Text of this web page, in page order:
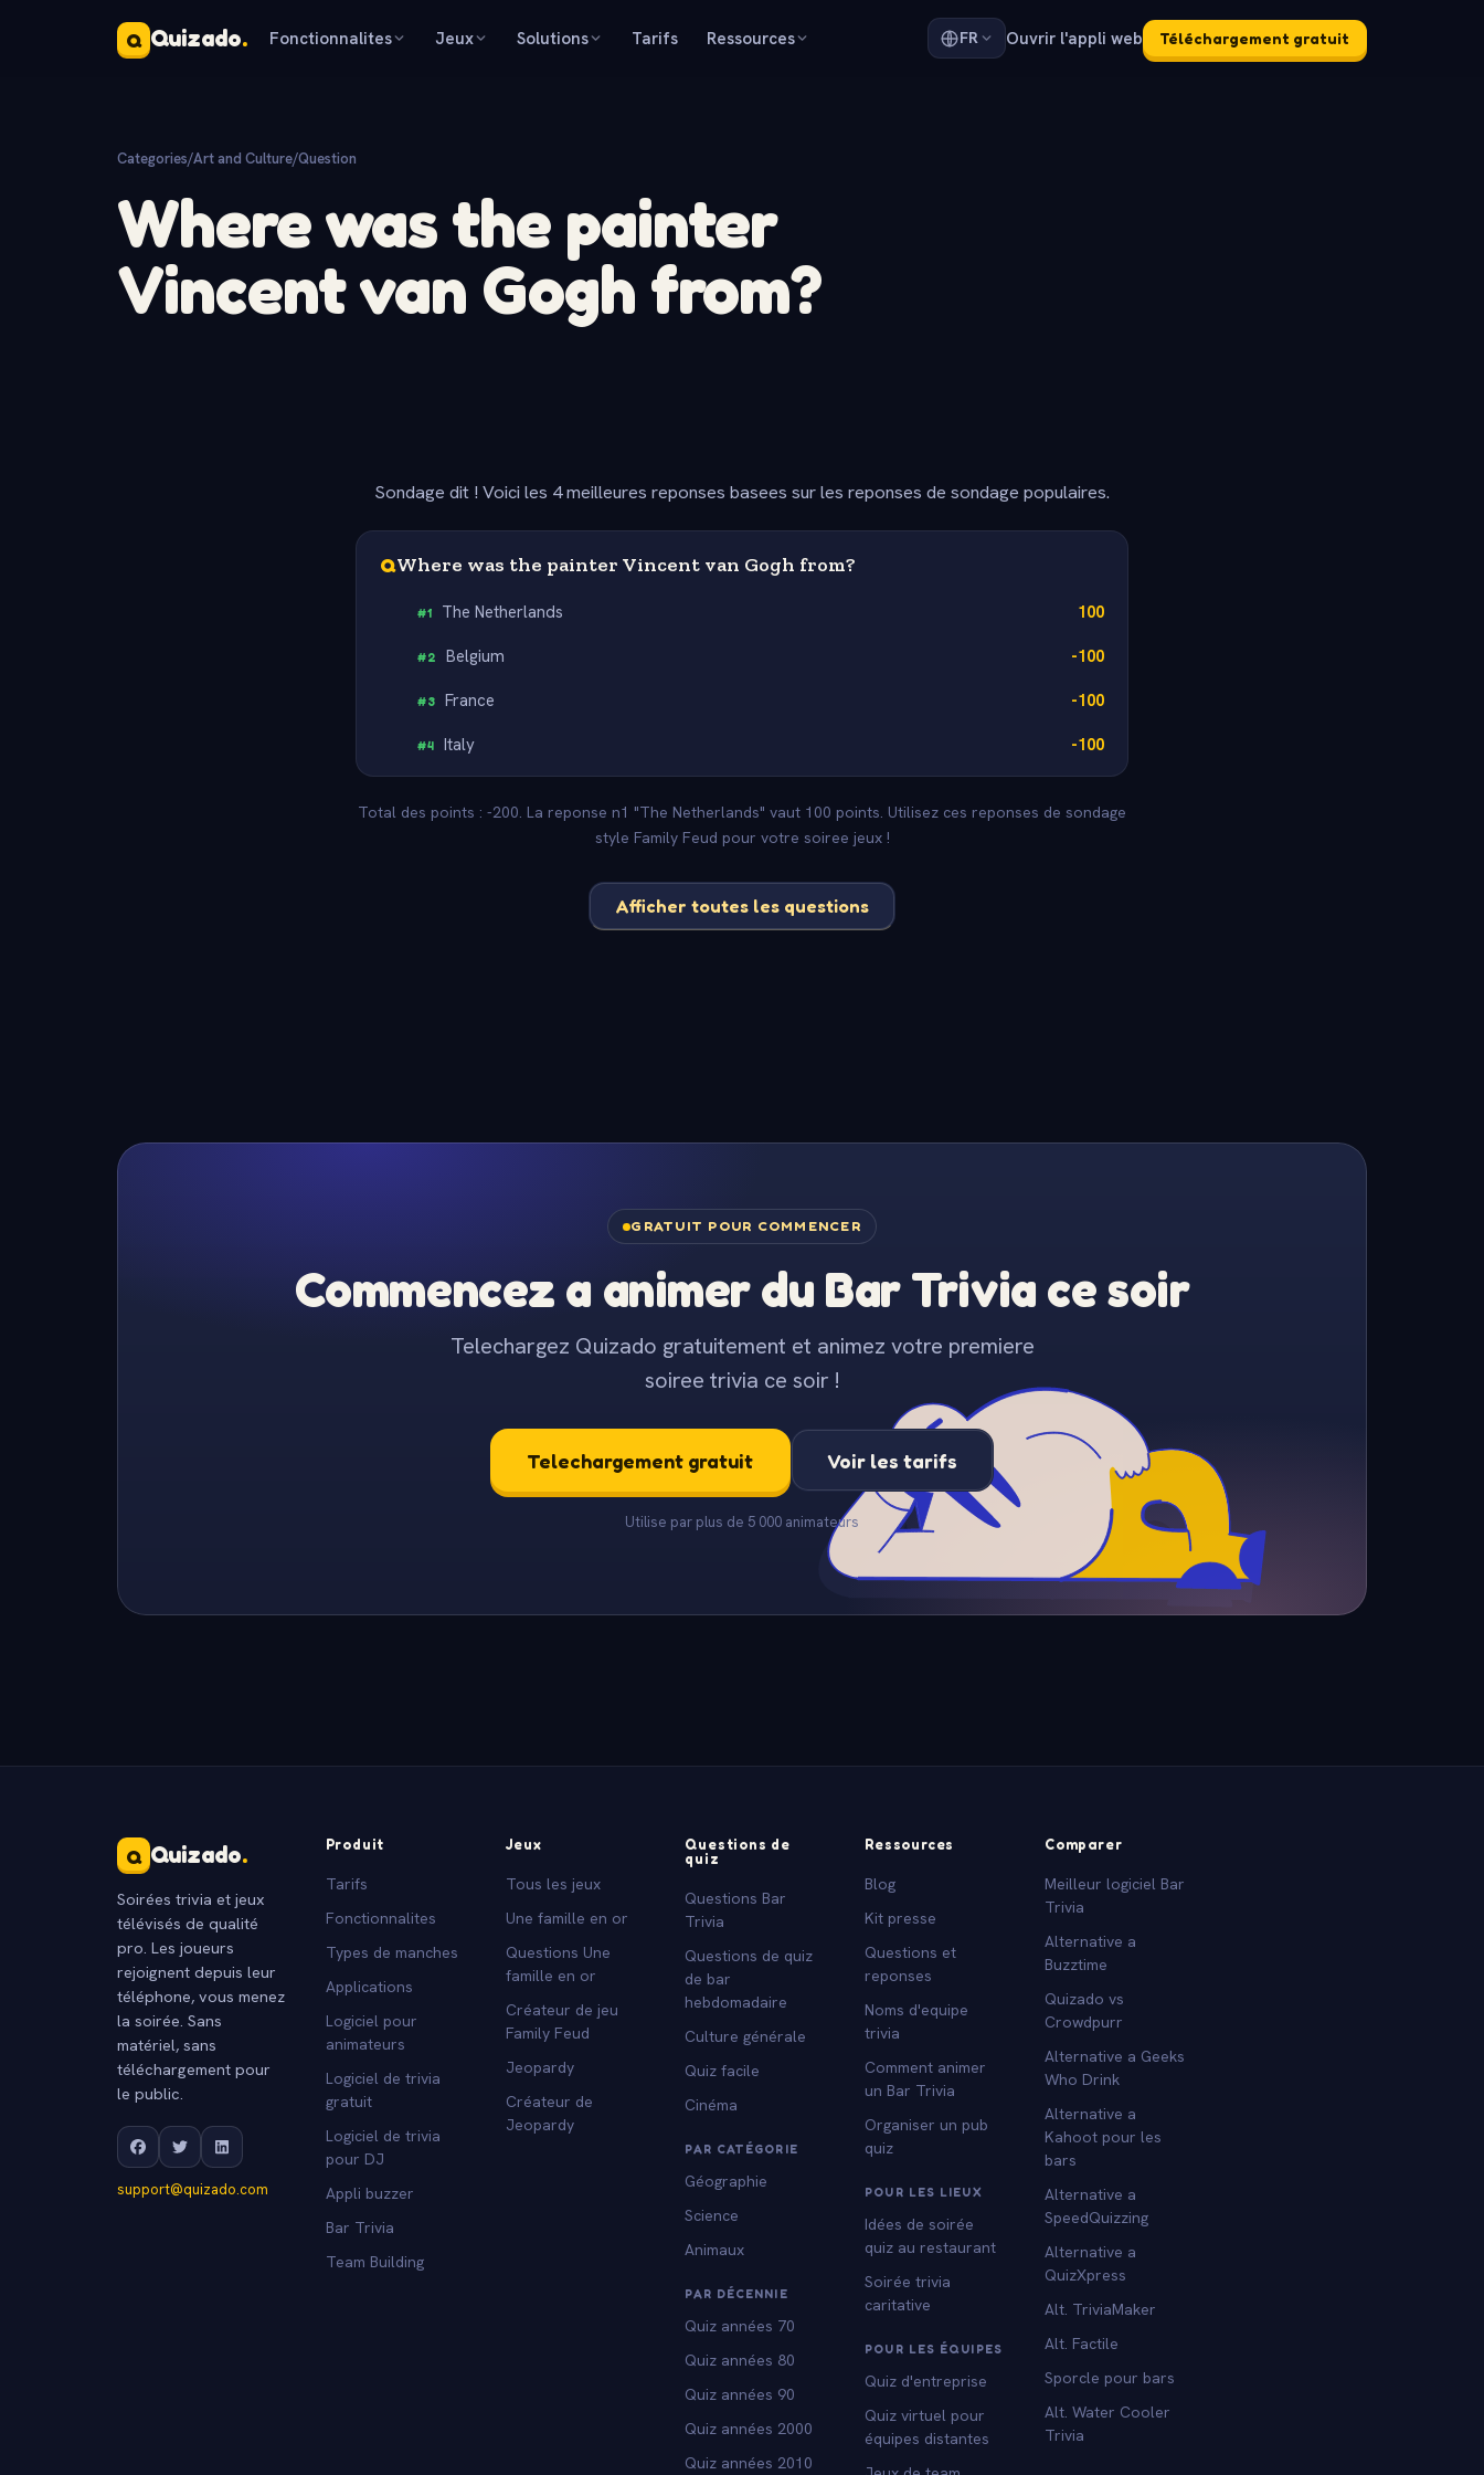
Q Quizado. Fonctionnalites Jeux Solutions Tarifs Ressources FR Ouvrir l'appli web Téléchargement gratuit
Categories/Art and Culture/Question
Where was the painter
Vincent van Gogh from?
Sondage dit ! Voici les 4 meilleures reponses basees sur les reponses de sondage populaires.
QWhere was the painter Vincent van Gogh from?
#1 The Netherlands 100
#2 Belgium -100
#3 France -100
#4 Italy -100
Total des points : -200. La reponse n1 "The Netherlands" vaut 100 points. Utilisez ces reponses de sondage
style Family Feud pour votre soiree jeux !
Afficher toutes les questions
GRATUIT POUR COMMENCER
Commencez a animer du Bar Trivia ce soir
Telechargez Quizado gratuitement et animez votre premiere
soiree trivia ce soir !
Telechargement gratuit Voir les tarifs
Utilise par plus de 5 000 animateurs
Q Quizado.
Soirées trivia et jeux
télévisés de qualité
pro. Les joueurs
rejoignent depuis leur
téléphone, vous menez
la soirée. Sans
matériel, sans
téléchargement pour
le public.
support@quizado.com
Produit
Tarifs
Fonctionnalites
Types de manches
Applications
Logiciel pour
animateurs
Logiciel de trivia
gratuit
Logiciel de trivia
pour DJ
Appli buzzer
Bar Trivia
Team Building
Jeux
Tous les jeux
Une famille en or
Questions Une
famille en or
Créateur de jeu
Family Feud
Jeopardy
Créateur de
Jeopardy
Questions de
quiz
Questions Bar
Trivia
Questions de quiz
de bar
hebdomadaire
Culture générale
Quiz facile
Cinéma
PAR CATÉGORIE
Géographie
Science
Animaux
PAR DÉCENNIE
Quiz années 70
Quiz années 80
Quiz années 90
Quiz années 2000
Quiz années 2010
Ressources
Blog
Kit presse
Questions et
reponses
Noms d'equipe
trivia
Comment animer
un Bar Trivia
Organiser un pub
quiz
POUR LES LIEUX
Idées de soirée
quiz au restaurant
Soirée trivia
caritative
POUR LES ÉQUIPES
Quiz d'entreprise
Quiz virtuel pour
équipes distantes
Comparer
Meilleur logiciel Bar
Trivia
Alternative a
Buzztime
Quizado vs
Crowdpurr
Alternative a Geeks
Who Drink
Alternative a
Kahoot pour les
bars
Alternative a
SpeedQuizzing
Alternative a
QuizXpress
Alt. TriviaMaker
Alt. Factile
Sporcle pour bars
Alt. Water Cooler
Trivia